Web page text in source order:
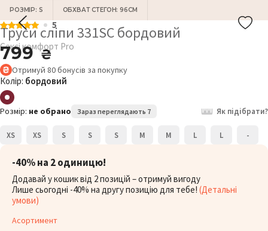
РОЗМІР: S ОБХВАТ СТЕГОН: 96СМ
5
Труси сліпи 331SC бордовий
Сексі комфорт Pro
799₴
Отримуй 80бонусів за покупку
Колір: бордовий
Розмір: не обрано Зараз переглядають 7 Як підібрати?
XS XS S S S M M L L -
-40% на 2 одиницю!
Додавай у кошик від 2 позицій – отримуй вигоду
Лише сьогодні -40% на другу позицію для тебе! (Детальні
умови)
Асортимент